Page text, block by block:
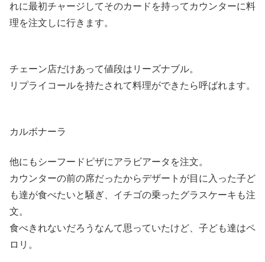
れに最初チャージしてそのカードを持ってカウンターに料
理を注文しに行きます。
チェーン店だけあって値段はリーズナブル。
リプライコールを持たされて料理ができたら呼ばれます。
カルボナーラ
他にもシーフードピザにアラビアータを注文。
カウンターの前の席だったからデザートが目に入った子ど
も達が食べたいと騒ぎ、イチゴの乗ったグラスケーキも注
文。
食べきれないだろうなんて思っていたけど、子ども達はペ
ロリ。